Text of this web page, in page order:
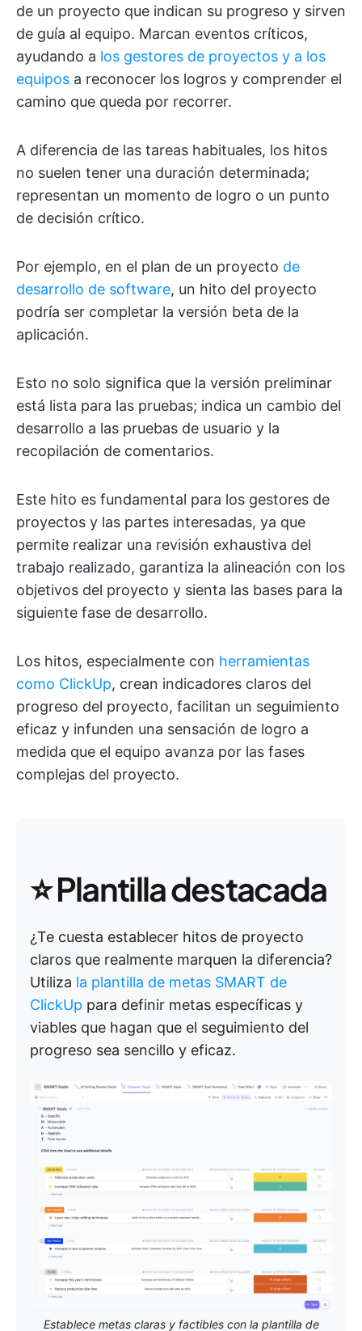
de un proyecto que indican su progreso y sirven
de guía al equipo. Marcan eventos críticos,
ayudando a los gestores de proyectos y a los
equipos a reconocer los logros y comprender el
camino que queda por recorrer.
A diferencia de las tareas habituales, los hitos
no suelen tener una duración determinada;
representan un momento de logro o un punto
de decisión crítico.
Por ejemplo, en el plan de un proyecto de
desarrollo de software, un hito del proyecto
podría ser completar la versión beta de la
aplicación.
Esto no solo significa que la versión preliminar
está lista para las pruebas; indica un cambio del
desarrollo a las pruebas de usuario y la
recopilación de comentarios.
Este hito es fundamental para los gestores de
proyectos y las partes interesadas, ya que
permite realizar una revisión exhaustiva del
trabajo realizado, garantiza la alineación con los
objetivos del proyecto y sienta las bases para la
siguiente fase de desarrollo.
Los hitos, especialmente con herramientas
como ClickUp, crean indicadores claros del
progreso del proyecto, facilitan un seguimiento
eficaz y infunden una sensación de logro a
medida que el equipo avanza por las fases
complejas del proyecto.
⭐ Plantilla destacada
¿Te cuesta establecer hitos de proyecto
claros que realmente marquen la diferencia?
Utiliza la plantilla de metas SMART de
ClickUp para definir metas específicas y
viables que hagan que el seguimiento del
progreso sea sencillo y eficaz.
Establece metas claras y factibles con la plantilla de